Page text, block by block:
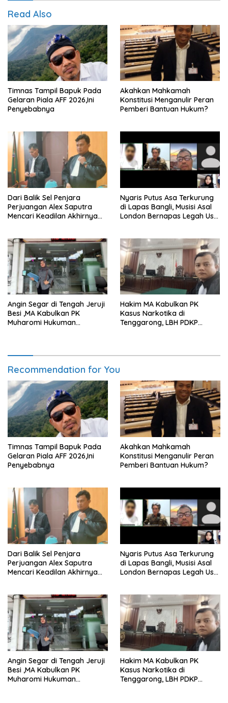
Read Also
Timnas Tampil Bapuk Pada
Gelaran Piala AFF 2026,Ini
Penyebabnya
Akahkan Mahkamah
Konstitusi Menganulir Peran
Pemberi Bantuan Hukum?
Dari Balik Sel Penjara
Perjuangan Alex Saputra
Mencari Keadilan Akhirnya
Nyaris Putus Asa Terkurung
di Lapas Bangli, Musisi Asal
London Bernapas Legah Usai
Angin Segar di Tengah Jeruji
Besi ,MA Kabulkan PK
Muharomi Hukuman
Hakim MA Kabulkan PK
Kasus Narkotika di
Tenggarong, LBH PDKP
Recommendation for You
Timnas Tampil Bapuk Pada
Gelaran Piala AFF 2026,Ini
Penyebabnya
Akahkan Mahkamah
Konstitusi Menganulir Peran
Pemberi Bantuan Hukum?
Dari Balik Sel Penjara
Perjuangan Alex Saputra
Mencari Keadilan Akhirnya
Nyaris Putus Asa Terkurung
di Lapas Bangli, Musisi Asal
London Bernapas Legah Usai
Angin Segar di Tengah Jeruji
Besi ,MA Kabulkan PK
Muharomi Hukuman
Hakim MA Kabulkan PK
Kasus Narkotika di
Tenggarong, LBH PDKP